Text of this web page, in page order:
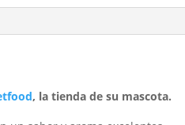
, la tienda de su mascota.